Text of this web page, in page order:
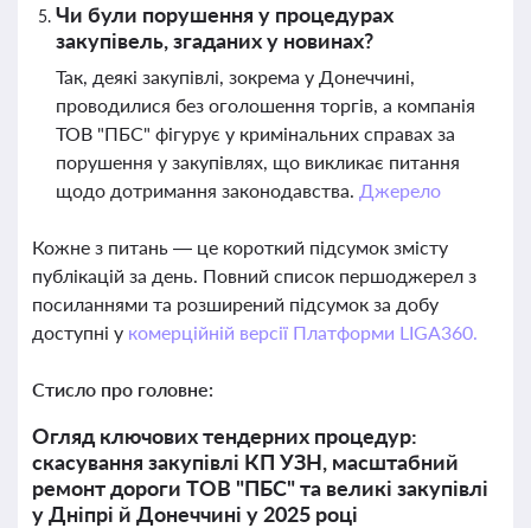
Чи були порушення у процедурах
закупівель, згаданих у новинах?
Так, деякі закупівлі, зокрема у Донеччині,
проводилися без оголошення торгів, а компанія
ТОВ "ПБС" фігурує у кримінальних справах за
порушення у закупівлях, що викликає питання
щодо дотримання законодавства. Джерело
Кожне з питань — це короткий підсумок змісту
публікацій за день. Повний список першоджерел з
посиланнями та розширений підсумок за добу
доступні у комерційній версії Платформи LIGA360.
Стисло про головне:
Огляд ключових тендерних процедур:
скасування закупівлі КП УЗН, масштабний
ремонт дороги ТОВ "ПБС" та великі закупівлі
у Дніпрі й Донеччині у 2025 році